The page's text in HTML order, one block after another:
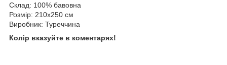
Склад: 100% бавовна
Розмір: 210х250 см
Виробник: Туреччина
Колір вказуйте в коментарях!